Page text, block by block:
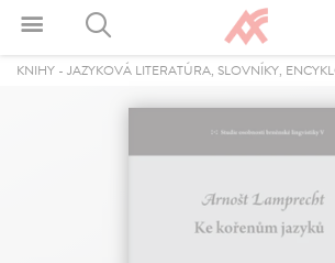
KNIHY - JAZYKOVÁ LITERATÚRA, SLOVNÍKY,